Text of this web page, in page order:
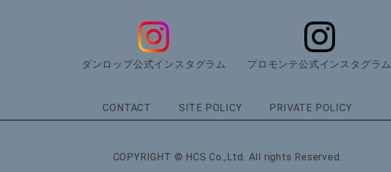
ダンロップ公式インスタグラム プロモンテ公式インスタグラム
CONTACT SITE POLICY PRIVATE POLICY
COPYRIGHT © HCS Co.,Ltd. All rights Reserved.